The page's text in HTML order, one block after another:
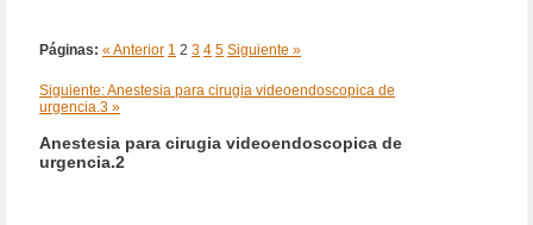
Páginas: « Anterior 1 2 3 4 5 Siguiente »
Siguiente: Anestesia para cirugia videoendoscopica de
urgencia.3 »
Anestesia para cirugia videoendoscopica de
urgencia.2